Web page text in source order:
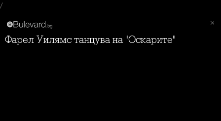
/
Фарел Уилямс танцува на "Оскарите"